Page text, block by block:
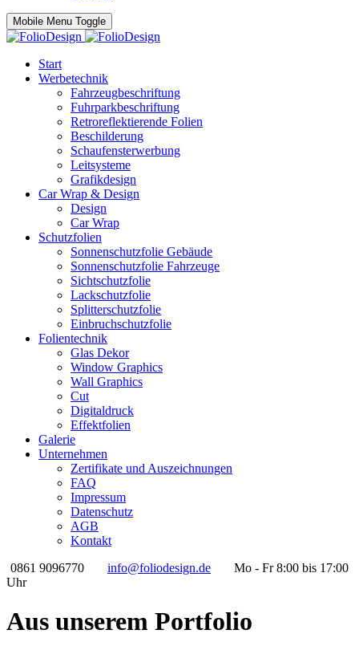
Mobile Menu Toggle
Start
Werbetechnik
Fahrzeugbeschriftung
Fuhrparkbeschriftung
Retroreflektierende Folien
Beschilderung
Schaufensterwerbung
Leitsysteme
Grafikdesign
Car Wrap & Design
Design
Car Wrap
Schutzfolien
Sonnenschutzfolie Gebäude
Sonnenschutzfolie Fahrzeuge
Sichtschutzfolie
Lackschutzfolie
Splitterschutzfolie
Einbruchschutzfolie
Folientechnik
Glas Dekor
Window Graphics
Wall Graphics
Cut
Digitaldruck
Effektfolien
Galerie
Unternehmen
Zertifikate und Auszeichnungen
FAQ
Impressum
Datenschutz
AGB
Kontakt
0861 9096770
info@foliodesign.de
Mo - Fr 8:00 bis 17:00
Uhr
Aus unserem Portfolio